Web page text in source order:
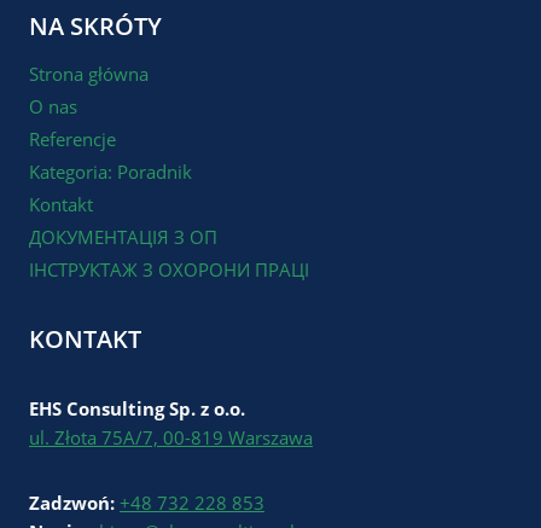
NA SKRÓTY
Strona główna
O nas
Referencje
Kategoria: Poradnik
Kontakt
ДОКУМЕНТАЦІЯ З ОП
ІНСТРУКТАЖ З ОХОРОНИ ПРАЦІ
KONTAKT
EHS Consulting Sp. z o.o.
ul. Złota 75A/7, 00-819 Warszawa
Zadzwoń: +48 732 228 853